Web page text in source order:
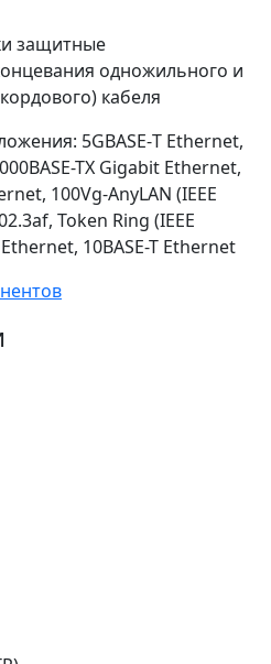
защитные
одножильного и
кабеля
5GBASE-Т Ethernet,
TX Gigabit Ethernet,
100Vg-AnyLAN (IEEE
Token Ring (IEEE
10BASE-T Ethernet